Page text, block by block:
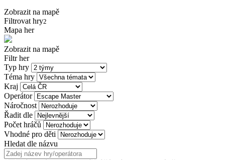
Zobrazit na mapě
Filtrovat hry2
Mapa her
Zobrazit na mapě
Filtr her
Typ hry
Téma hry
Kraj
Operátor
Náročnost
Řadit dle
Počet hráčů
Vhodné pro děti
Hledat dle názvu